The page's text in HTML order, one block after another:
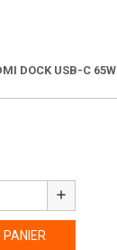
DOCK USB-C 65W
add